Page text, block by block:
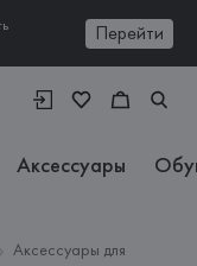
Перейти
Аксессуары
Аксессуары для